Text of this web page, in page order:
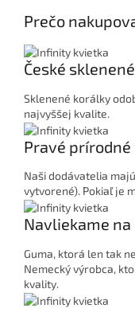
Prečo
České
Sklenené korálky
najvyššej kvalite.
Pravé
Naši dodávatelia
vytvorené). Pokiaľ je
Navliekame
Guma, ktorá len tak
Nemecký výrobca,
kvality.